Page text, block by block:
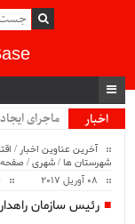
اخبار
ماجرای
آخرین عناوین اخبار /
شهرستان ها/شهری/
رئیس سازمان